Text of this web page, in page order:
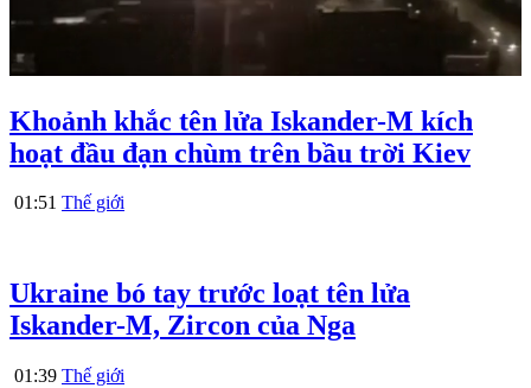
Khoảnh khắc tên lửa Iskander-M kích
hoạt đầu đạn chùm trên bầu trời Kiev
01:51 Thế giới
Ukraine bó tay trước loạt tên lửa
Iskander-M, Zircon của Nga
01:39 Thế giới